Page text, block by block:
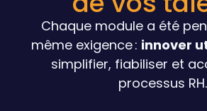
Chaque module a été
même exigence : innover
simplifier, fiabiliser et
processus RH.